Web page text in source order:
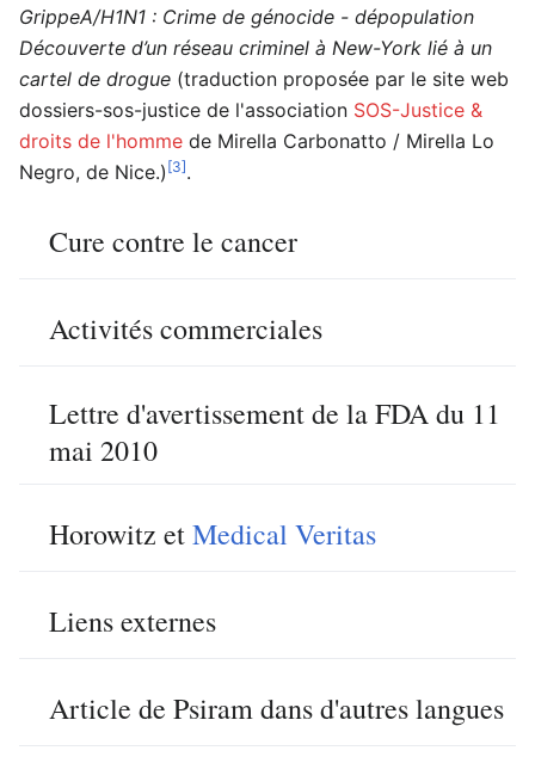
GrippeA/H1N1 : Crime de génocide - dépopulation
Découverte d’un réseau criminel à New-York lié à un
cartel de drogue (traduction proposée par le site web
dossiers-sos-justice de l'association SOS-Justice &
droits de l'homme de Mirella Carbonatto / Mirella Lo
Negro, de Nice.) [3].
Cure contre le cancer
Activités commerciales
Lettre d'avertissement de la FDA du 11
mai 2010
Horowitz etMedical Veritas
Liens externes
Article de Psiram dans d'autres langues